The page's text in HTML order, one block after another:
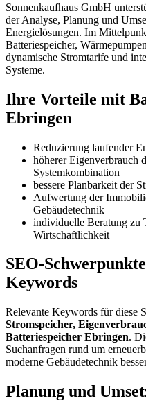
Sonnenkaufhaus GmbH
der Analyse, Planung und
Energielösungen. Im
Batteriespeicher,
dynamische Stromtarife und
Systeme.
Ihre Vorteile mit
Ebringen
Reduzierung laufender
höherer Eigenverbrauch
Systemkombination
bessere Planbarkeit der
Aufwertung der
Gebäudetechnik
individuelle Beratung zu
Wirtschaftlichkeit
SEO-
Keywords
Relevante Keywords für diese
Stromspeicher,
Batteriespeicher Ebringen.
Suchanfragen rund um
moderne Gebäudetechnik
Planung und